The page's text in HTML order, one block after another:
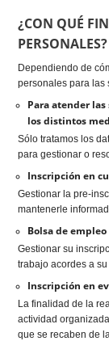
¿CON QUÉ
PERSONALES?
Dependiendo de
personales para las
Para atender
los distintos
Sólo tratamos los
para gestionar o
Inscripción en
Gestionar la pre-
mantenerle
Bolsa de empleo
Gestionar su
trabajo acordes a
Inscripción en
La finalidad de la
actividad
que se recaben de